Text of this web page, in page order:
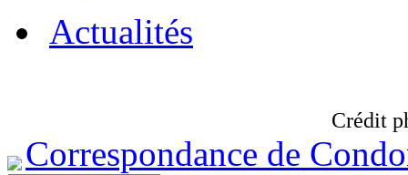
Actualités
Crédit
Correspondance de